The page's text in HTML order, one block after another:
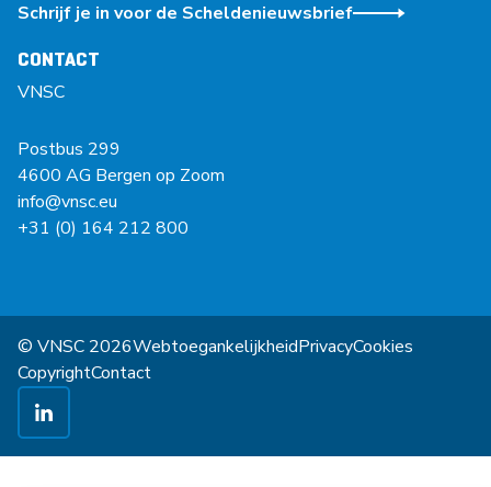
Schrijf je in voor de Scheldenieuwsbrief
CONTACT
VNSC
Postbus 299
4600 AG Bergen op Zoom
info@vnsc.eu
+31 (0) 164 212 800
© VNSC 2026WebtoegankelijkheidPrivacyCookies
CopyrightContact